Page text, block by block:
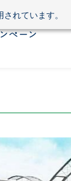
れています。
ペーン